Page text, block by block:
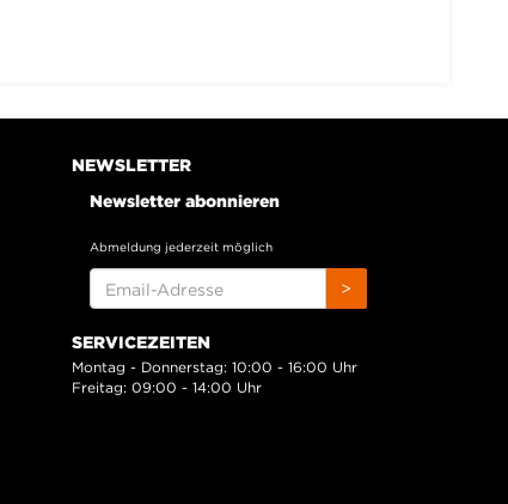
NEWSLETTER
Newsletter abonnieren
Abmeldung jederzeit möglich
ADRESSE
>
SERVICEZEITEN
Montag - Donnerstag: 10:00 - 16:00 Uhr
Freitag: 09:00 - 14:00 Uhr